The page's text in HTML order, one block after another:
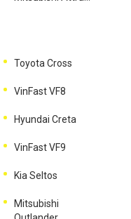
Toyota Cross
VinFast VF8
Hyundai Creta
VinFast VF9
Kia Seltos
Mitsubishi